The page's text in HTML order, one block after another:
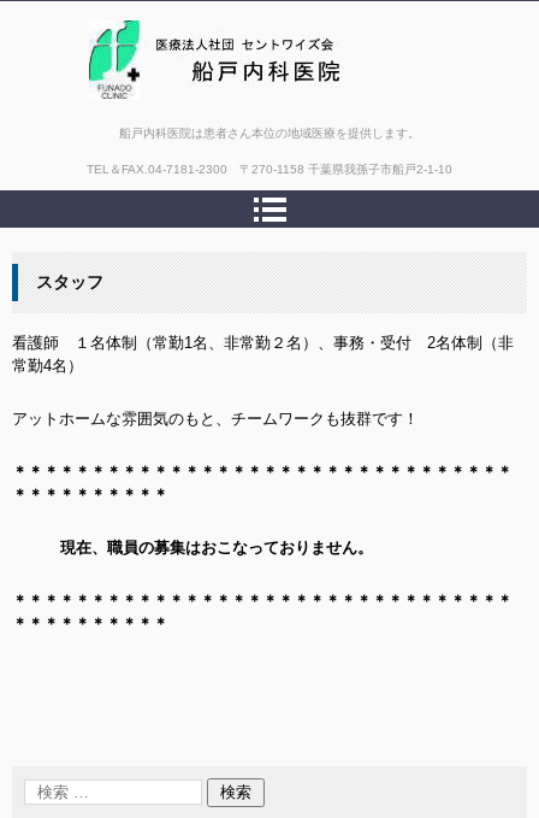
船戸内科医院は患者さん本位の地域医療を提供します。
TEL＆FAX. 04-7181-2300 〒270-1158 千葉県我孫子市船戸2-1-10
スタッフ
看護師 １名体制（常勤1名、非常勤２名）、事務・受付 2名体制（非
常勤4名）
アットホームな雰囲気のもと、チームワークも抜群です！
＊＊＊＊＊＊＊＊＊＊＊＊＊＊＊＊＊＊＊＊＊＊＊＊＊＊＊＊＊＊＊＊
＊＊＊＊＊＊＊＊＊＊
現在、職員の募集はおこなっておりません。
＊＊＊＊＊＊＊＊＊＊＊＊＊＊＊＊＊＊＊＊＊＊＊＊＊＊＊＊＊＊＊＊
＊＊＊＊＊＊＊＊＊＊